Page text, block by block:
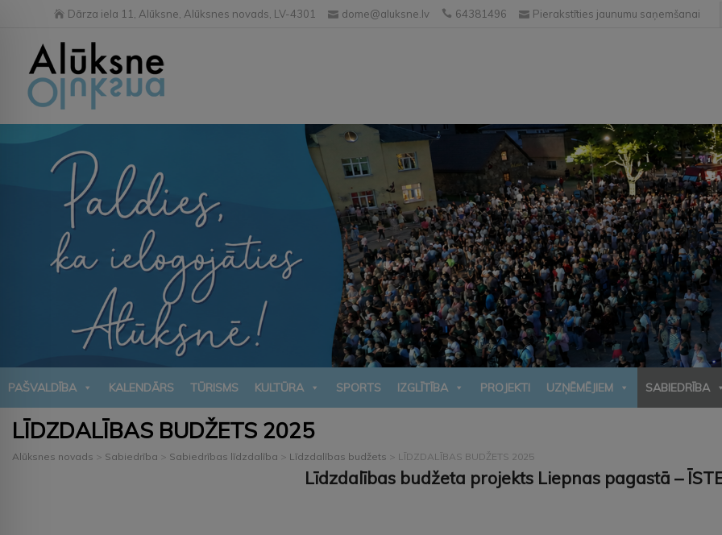
Dārza iela 11, Alūksne, Alūksnes novads, LV-4301 dome@aluksne.lv 64381496 Pierakstīties jaunumu saņemšanai
PAŠVALDĪBA KALENDĀRS TŪRISMS KULTŪRA SPORTS IZGLĪTĪBA PROJEKTI UZŅĒMĒJIEM SABIEDRĪBA
LĪDZDALĪBAS BUDŽETS 2025
Alūksnes novads > Sabiedrība > Sabiedrības līdzdalība > Līdzdalības budžets > LĪDZDALĪBAS BUDŽETS 2025
Līdzdalības budžeta projekts Liepnas pagastā –